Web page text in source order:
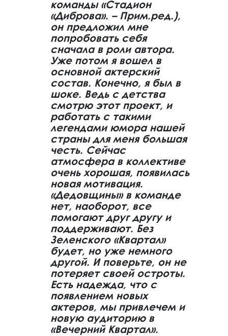
команды «Стадион
«Диброва». – Прим.ред.),
он предложил мне
попробовать себя
сначала в роли автора.
Уже потом я вошел в
основной актерский
состав. Конечно, я был в
шоке. Ведь с детства
смотрю этот проект, и
работать с такими
легендами юмора нашей
страны для меня большая
честь. Сейчас
атмосфера в коллективе
очень хорошая, появилась
новая мотивация.
«Дедовщины» в команде
нет, наоборот, все
помогают друг другу и
поддерживают. Без
Зеленского «Квартал»
будет, но уже немного
другой. И поверьте, он не
потеряет своей остроты.
Есть надежда, что с
появлением новых
актеров, мы привлечем и
новую аудиторию в
«Вечерний Квартал».